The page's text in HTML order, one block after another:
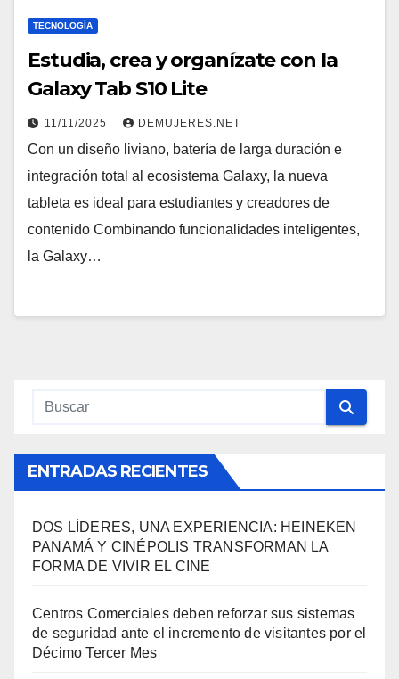
TECNOLOGÍA
Estudia, crea y organízate con la
Galaxy Tab S10 Lite
11/11/2025 DEMUJERES.NET
Con un diseño liviano, batería de larga duración e
integración total al ecosistema Galaxy, la nueva
tableta es ideal para estudiantes y creadores de
contenido Combinando funcionalidades inteligentes,
la Galaxy…
ENTRADAS RECIENTES
DOS LÍDERES, UNA EXPERIENCIA: HEINEKEN
PANAMÁ Y CINÉPOLIS TRANSFORMAN LA
FORMA DE VIVIR EL CINE
Centros Comerciales deben reforzar sus sistemas
de seguridad ante el incremento de visitantes por el
Décimo Tercer Mes